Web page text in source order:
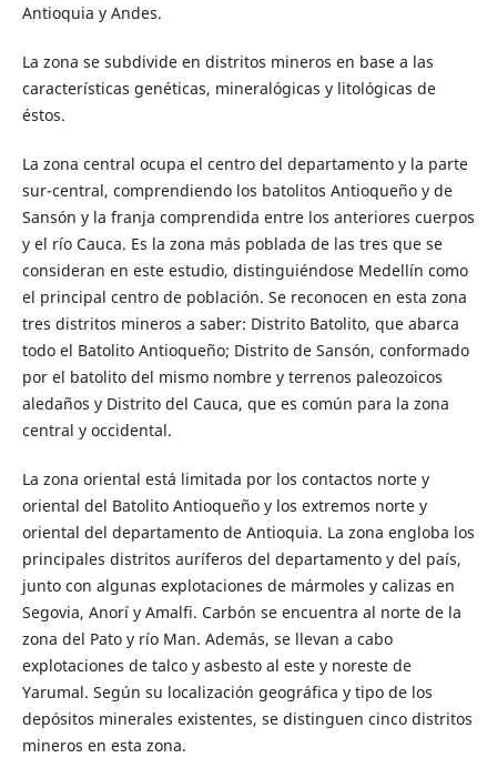
Antioquia y Andes.
La zona se subdivide en distritos mineros en base a las
características genéticas, mineralógicas y litológicas de
éstos.
La zona central ocupa el centro del departamento y la parte
sur-central, comprendiendo los batolitos Antioqueño y de
Sansón y la franja comprendida entre los anteriores cuerpos
y el río Cauca. Es la zona más poblada de las tres que se
consideran en este estudio, distinguiéndose Medellín como
el principal centro de población. Se reconocen en esta zona
tres distritos mineros a saber: Distrito Batolito, que abarca
todo el Batolito Antioqueño; Distrito de Sansón, conformado
por el batolito del mismo nombre y terrenos paleozoicos
aledaños y Distrito del Cauca, que es común para la zona
central y occidental.
La zona oriental está limitada por los contactos norte y
oriental del Batolito Antioqueño y los extremos norte y
oriental del departamento de Antioquia. La zona engloba los
principales distritos auríferos del departamento y del país,
junto con algunas explotaciones de mármoles y calizas en
Segovia, Anorí y Amalfi. Carbón se encuentra al norte de la
zona del Pato y río Man. Además, se llevan a cabo
explotaciones de talco y asbesto al este y noreste de
Yarumal. Según su localización geográfica y tipo de los
depósitos minerales existentes, se distinguen cinco distritos
mineros en esta zona.